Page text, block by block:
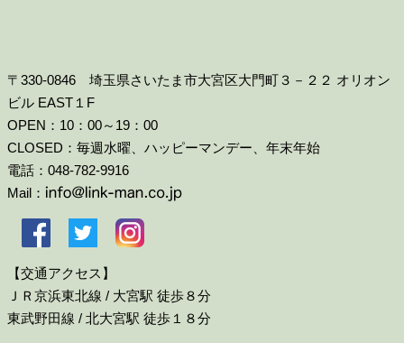
〒330-0846 埼玉県さいたま市大宮区大門町３－２２ オリオン
ビル EAST１F
OPEN：10：00～19：00
CLOSED：毎週水曜、ハッピーマンデー、年末年始
電話：048-782-9916
Mail：
【交通アクセス】
ＪＲ京浜東北線 / 大宮駅 徒歩８分
東武野田線 / 北大宮駅 徒歩１８分